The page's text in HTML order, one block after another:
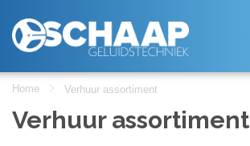
Home Verhuur assortiment
Verhuur assortiment